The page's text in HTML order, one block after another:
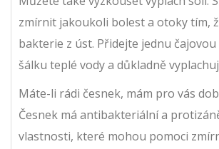
zmírnit jakoukoli bolest a otoky tím,
bakterie z úst. Přidejte jednu
šálku teplé vody a důkladně
Máte-li rádi česnek, mám pro vás
Česnek má antibakteriální a
vlastnosti, které mohou pomoci